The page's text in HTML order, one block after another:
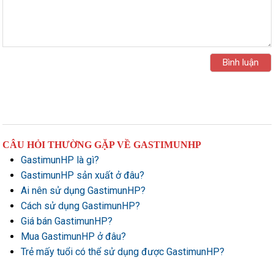
CÂU HỎI THƯỜNG GẶP VỀ GASTIMUNHP
GastimunHP là gì?
GastimunHP sản xuất ở đâu?
Ai nên sử dụng GastimunHP?
Cách sử dụng GastimunHP?
Giá bán GastimunHP?
Mua GastimunHP ở đâu?
Trẻ mấy tuổi có thể sử dụng được GastimunHP?